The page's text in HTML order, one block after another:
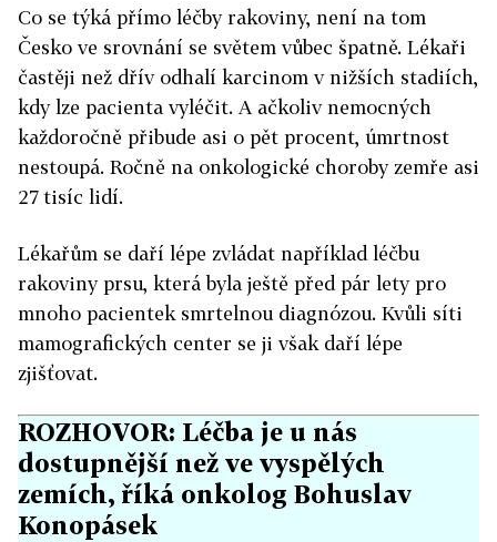
Co se týká přímo léčby rakoviny, není na tom
Česko ve srovnání se světem vůbec špatně. Lékaři
častěji než dřív odhalí karcinom v nižších stadiích,
kdy lze pacienta vyléčit. A ačkoliv nemocných
každoročně přibude asi o pět procent, úmrtnost
nestoupá. Ročně na onkologické choroby zemře asi
27 tisíc lidí.
Lékařům se daří lépe zvládat například léčbu
rakoviny prsu, která byla ještě před pár lety pro
mnoho pacientek smrtelnou diagnózou. Kvůli síti
mamografických center se ji však daří lépe
zjišťovat.
ROZHOVOR: Léčba je u nás
dostupnější než ve vyspělých
zemích, říká onkolog Bohuslav
Konopásek